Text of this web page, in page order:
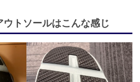
トソールはこんな感じ